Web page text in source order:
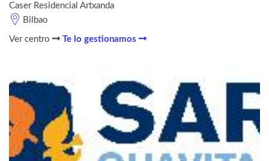
Caser Residencial Artxanda
Bilbao
Ver centro Te lo gestionamos